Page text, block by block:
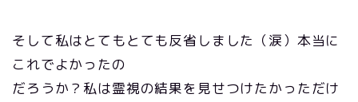
そして私はとてもとても反省しました（涙）本当に
これでよかったの
だろうか？私は霊視の結果を見せつけたかっただけ